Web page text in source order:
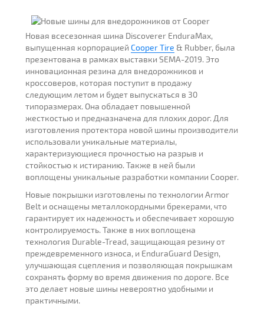
Новая всесезонная шина Discoverer EnduraMax,
выпущенная корпорацией Cooper Tire & Rubber, была
презентована в рамках выставки SEMA-2019. Это
инновационная резина для внедорожников и
кроссоверов, которая поступит в продажу
следующим летом и будет выпускаться в 30
типоразмерах. Она обладает повышенной
жесткостью и предназначена для плохих дорог. Для
изготовления протектора новой шины производители
использовали уникальные материалы,
характеризующиеся прочностью на разрыв и
стойкостью к истиранию. Также в ней были
воплощены уникальные разработки компании Cooper.
Новые покрышки изготовлены по технологии Armor
Belt и оснащены металлокордными брекерами, что
гарантирует их надежность и обеспечивает хорошую
контролируемость. Также в них воплощена
технология Durable-Tread, защищающая резину от
преждевременного износа, и EnduraGuard Design,
улучшающая сцепления и позволяющая покрышкам
сохранять форму во время движения по дороге. Все
это делает новые шины невероятно удобными и
практичными.